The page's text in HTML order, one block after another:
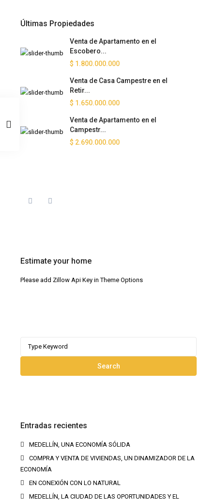
Últimas Propiedades
Venta de Apartamento en el
Escobero...
$ 1.800.000.000
Venta de Casa Campestre en el
Retir...
$ 1.650.000.000
Venta de Apartamento en el
Campestr...
$ 2.690.000.000
Estimate your home
Please add Zillow Api Key in Theme Options
Search
Entradas recientes
MEDELLÍN, UNA ECONOMÍA SÓLIDA
COMPRA Y VENTA DE VIVIENDAS, UN DINAMIZADOR DE LA
ECONOMÍA
EN CONEXIÓN CON LO NATURAL
MEDELLÍN, LA CIUDAD DE LAS OPORTUNIDADES Y EL